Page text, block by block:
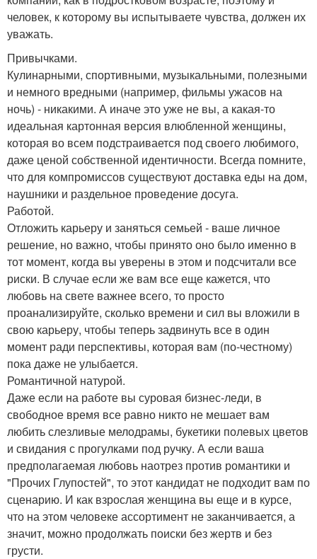
человек, к которому вы испытываете чувства, должен их
уважать.
Привычками.
Кулинарными, спортивными, музыкальными, полезными
и немного вредными (например, фильмы ужасов на
ночь) - никакими. А иначе это уже не вы, а какая-то
идеальная картонная версия влюбленной женщины,
которая во всем подстраивается под своего любимого,
даже ценой собственной идентичности. Всегда помните,
что для компромиссов существуют доставка еды на дом,
наушники и раздельное проведение досуга.
Работой.
Отложить карьеру и заняться семьей - ваше личное
решение, но важно, чтобы принято оно было именно в
тот момент, когда вы уверены в этом и подсчитали все
риски. В случае если же вам все еще кажется, что
любовь на свете важнее всего, то просто
проанализируйте, сколько времени и сил вы вложили в
свою карьеру, чтобы теперь задвинуть все в один
момент ради перспективы, которая вам (по-честному)
пока даже не улыбается.
Романтичной натурой.
Даже если на работе вы суровая бизнес-леди, в
свободное время все равно никто не мешает вам
любить слезливые мелодрамы, букетики полевых цветов
и свидания с прогулками под ручку. А если ваша
предполагаемая любовь наотрез против романтики и
"Прочих Глупостей", то этот кандидат не подходит вам по
сценарию. И как взрослая женщина вы еще и в курсе,
что на этом человеке ассортимент не заканчивается, а
значит, можно продолжать поиски без жертв и без
грусти.